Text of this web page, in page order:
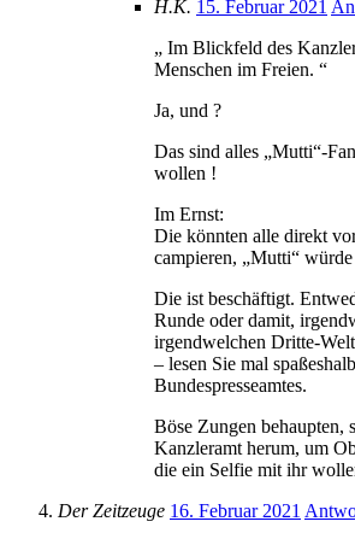
H.K. 15. Februar 2021
„ Im Blickfeld des
Menschen im Freien. “
Ja, und ?
Das sind alles „Mutti“-
wollen !
Im Ernst:
Die könnten alle direkt
campieren, „Mutti“
Die ist beschäftigt.
Runde oder damit,
irgendwelchen Dritte-
– lesen Sie mal
Bundespresseamtes.
Böse Zungen behaupten,
Kanzleramt herum, um
die ein Selfie mit ihr
Der Zeitzeuge 16. Februar 2021